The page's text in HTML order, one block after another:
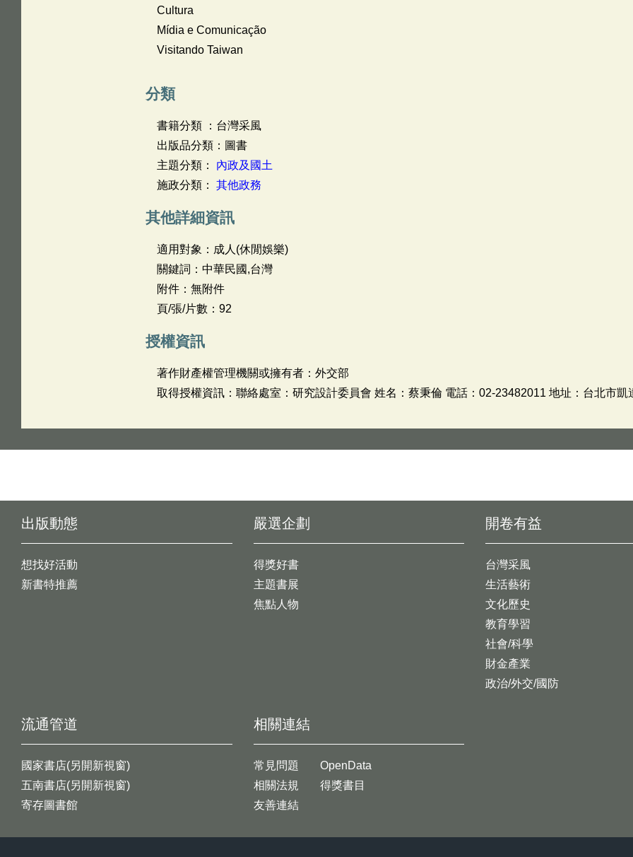
Cultura
Mídia e Comunicação
Visitando Taiwan
分類
書籍分類 ：台灣采風
出版品分類：圖書
主題分類： 內政及國土
施政分類： 其他政務
其他詳細資訊
適用對象：成人(休閒娛樂)
關鍵詞：中華民國,台灣
附件：無附件
頁/張/片數：92
授權資訊
著作財產權管理機關或擁有者：外交部
取得授權資訊：聯絡處室：研究設計委員會 姓名：蔡秉倫 電話：02-23482011 地址：台北市凱
出版動態
想找好活動
新書特推薦
開卷有益
台灣采風
生活藝術
文化歷史
教育學習
社會/科學
財金產業
政治/外交/國防
嚴選企劃
得獎好書
主題書展
焦點人物
流通管道
國家書店(另開新視窗)
五南書店(另開新視窗)
寄存圖書館
相關連結
常見問題
相關法規
友善連結
OpenData
得獎書目